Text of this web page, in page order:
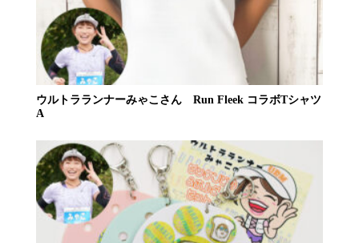
ウルトラランナーみゃこさん Run Fleek コラボTシャツ
A